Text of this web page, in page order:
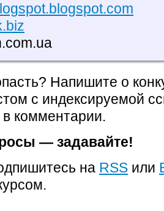
Напишите о
с индексируемой
в комментарии.
— задавайте!
на RSS или